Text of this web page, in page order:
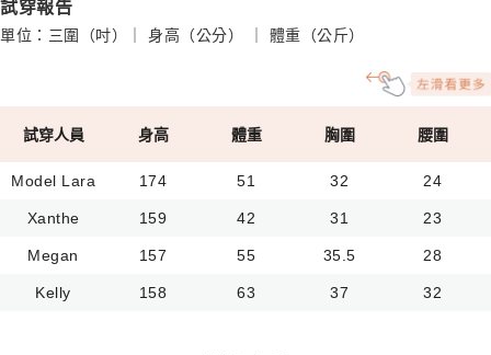
試穿報告
單位：三圍（吋）｜ 身高（公分） ｜ 體重（公斤）
試穿人員 身高 體重 胸圍 腰圍
Model Lara 174 51 32 24
Xanthe 159 42 31 23
Megan 157 55 35.5 28
Kelly 158 63 37 32